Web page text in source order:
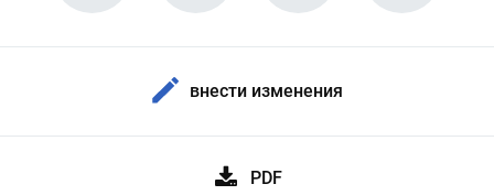
внести изменения
PDF